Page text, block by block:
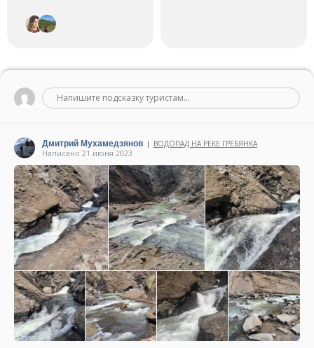
Напишите подсказку туристам...
Дмитрий Мухамедзянов | ВОДОПАД НА РЕКЕ ГРЕБЯНКА
Написано 21 июня 2023